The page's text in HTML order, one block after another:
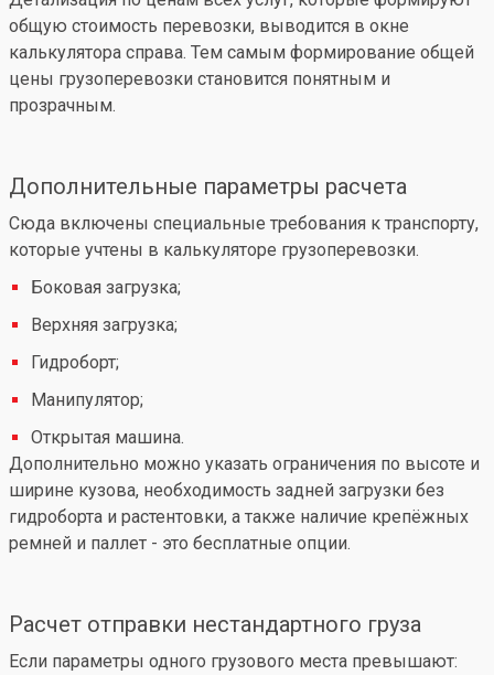
общую стоимость перевозки, выводится в окне
калькулятора справа. Тем самым формирование общей
цены грузоперевозки становится понятным и
прозрачным.
Дополнительные параметры расчета
Сюда включены специальные требования к транспорту,
которые учтены в калькуляторе грузоперевозки.
Боковая загрузка;
Верхняя загрузка;
Гидроборт;
Манипулятор;
Открытая машина.
Дополнительно можно указать ограничения по высоте и
ширине кузова, необходимость задней загрузки без
гидроборта и растентовки, а также наличие крепёжных
ремней и паллет - это бесплатные опции.
Расчет отправки нестандартного груза
Если параметры одного грузового места превышают: